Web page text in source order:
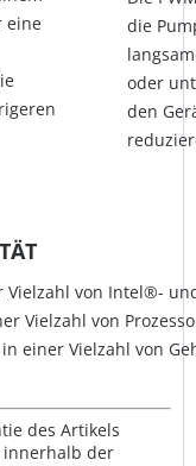
eine
die
oder
den
Vielzahl von Intel®-
Vielzahl von
einer Vielzahl von
des Artikels
innerhalb der